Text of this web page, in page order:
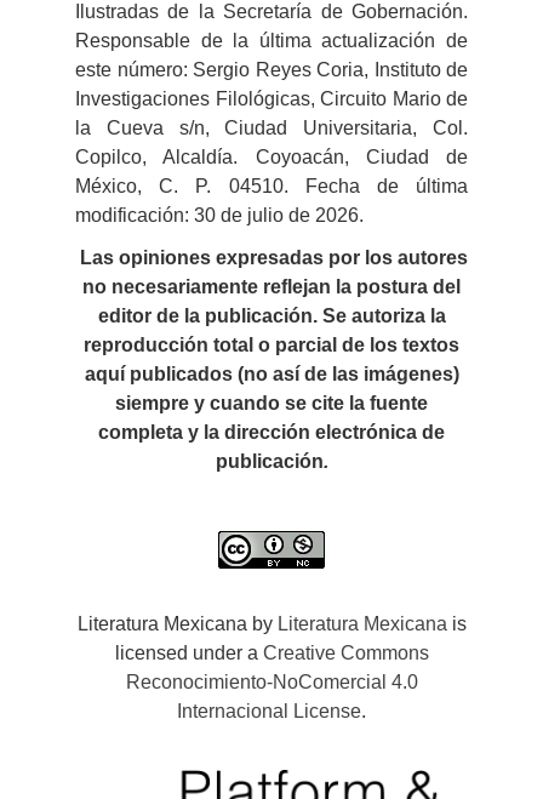
Ilustradas de la Secretaría de Gobernación.
Responsable de la última actualización de
este número: Sergio Reyes Coria, Instituto de
Investigaciones Filológicas, Circuito Mario de
la Cueva s/n, Ciudad Universitaria, Col.
Copilco, Alcaldía. Coyoacán, Ciudad de
México, C. P. 04510. Fecha de última
modificación: 30 de julio de 2026.
Las opiniones expresadas por los autores
no necesariamente reflejan la postura del
editor de la publicación. Se autoriza la
reproducción total o parcial de los textos
aquí publicados (no así de las imágenes)
siempre y cuando se cite la fuente
completa y la dirección electrónica de
publicación.
Literatura Mexicana by Literatura Mexicana is
licensed under a Creative Commons
Reconocimiento-NoComercial 4.0
Internacional License.